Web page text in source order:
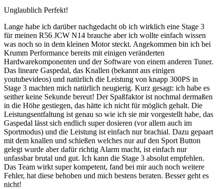
Unglaublich Perfekt!
Lange habe ich darüber nachgedacht ob ich wirklich eine Stage 3
für meinen R56 JCW N14 brauche aber ich wollte einfach wissen
was noch so in dem kleinen Motor steckt. Angekommen bin ich bei
Krumm Performance bereits mit einigen veränderten
Hardwarekomponenten und der Software von einem anderen Tuner.
Das lineare Gaspedal, das Knallen (bekannt aus einigen
youtubevideos) und natürlich die Leistung von knapp 300PS in
Stage 3 machten mich natürlich neugierig. Kurz gesagt: ich habe es
seither keine Sekunde bereut! Der Spaßfaktor ist nochmal dermaßen
in die Höhe gestiegen, das hätte ich nicht für möglich gehalt. Die
Leistungsentfaltung ist genau so wie ich sie mir vorgestellt habe, das
Gaspedal lässt sich endlich super dosieren (vor allem auch im
Sportmodus) und die Leistung ist einfach nur brachial. Dazu gepaart
mit dem knallen und schießen welches nur auf den Sport Button
gelegt wurde aber dafür richtig Alarm macht, ist einfach nur
unfassbar brutal und gut. Ich kann die Stage 3 absolut empfehlen.
Das Team wirkt super kompetent, fand bei mir auch noch weitere
Fehler, hat diese behoben und mich bestens beraten. Besser geht es
nicht!